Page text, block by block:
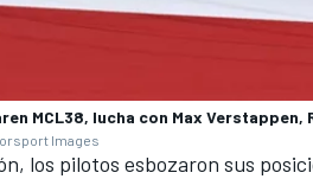
MCL38, lucha con Max Verstappen,
Images
los pilotos esbozaron sus